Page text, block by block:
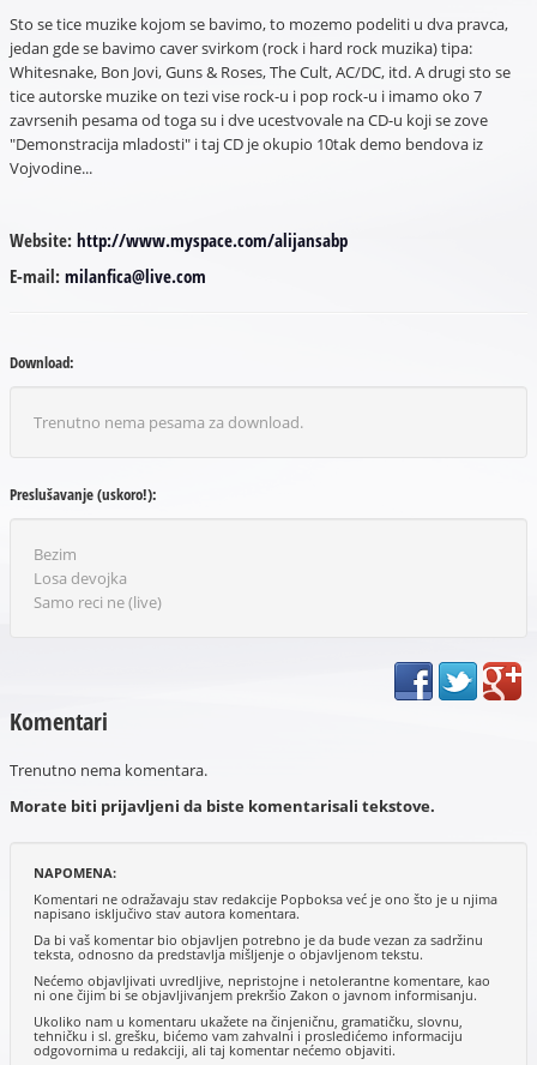
Sto se tice muzike kojom se bavimo, to mozemo podeliti u dva pravca,
jedan gde se bavimo caver svirkom (rock i hard rock muzika) tipa:
Whitesnake, Bon Jovi, Guns & Roses, The Cult, AC/DC, itd. A drugi sto se
tice autorske muzike on tezi vise rock-u i pop rock-u i imamo oko 7
zavrsenih pesama od toga su i dve ucestvovale na CD-u koji se zove
"Demonstracija mladosti" i taj CD je okupio 10tak demo bendova iz
Vojvodine...
Website: http://www.myspace.com/alijansabp
E-mail: milanfica@live.com
Download:
Trenutno nema pesama za download.
Preslušavanje (uskoro!):
Bezim
Losa devojka
Samo reci ne (live)
Komentari
Trenutno nema komentara.
Morate biti prijavljeni da biste komentarisali tekstove.
NAPOMENA:
Komentari ne odražavaju stav redakcije Popboksa već je ono što je u njima
napisano isključivo stav autora komentara.
Da bi vaš komentar bio objavljen potrebno je da bude vezan za sadržinu
teksta, odnosno da predstavlja mišljenje o objavljenom tekstu.
Nećemo objavljivati uvredljive, nepristojne i netolerantne komentare, kao
ni one čijim bi se objavljivanjem prekršio Zakon o javnom informisanju.
Ukoliko nam u komentaru ukažete na činjeničnu, gramatičku, slovnu,
tehničku i sl. grešku, bićemo vam zahvalni i prosledićemo informaciju
odgovornima u redakciji, ali taj komentar nećemo objaviti.